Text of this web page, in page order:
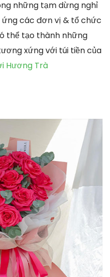
những tạm dừng nghỉ
các đơn vị & tổ chức
thể tạo thành những
xứng với túi tiền của
Hương Trà